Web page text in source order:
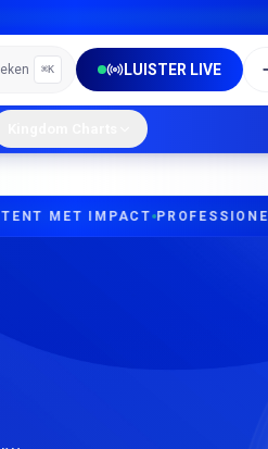
⌘K LUISTER LIVE
MET IMPACT PROFESSIONELE